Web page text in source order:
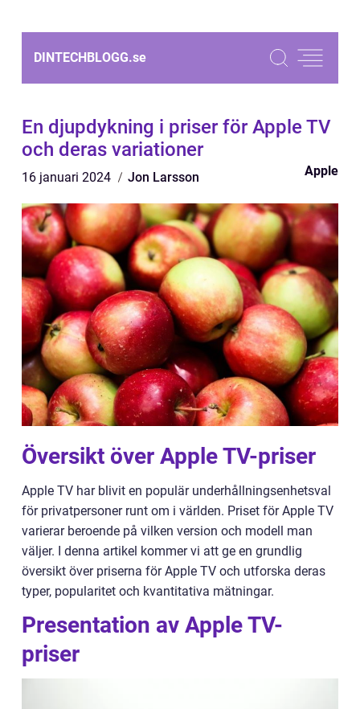
DINTECHBLOGG.se
En djupdykning i priser för Apple TV
och deras variationer
16 januari 2024 Jon Larsson Apple
Översikt över Apple TV-priser
Apple TV har blivit en populär underhållningsenhetsval
för privatpersoner runt om i världen. Priset för Apple TV
varierar beroende på vilken version och modell man
väljer. I denna artikel kommer vi att ge en grundlig
översikt över priserna för Apple TV och utforska deras
typer, popularitet och kvantitativa mätningar.
Presentation av Apple TV-
priser